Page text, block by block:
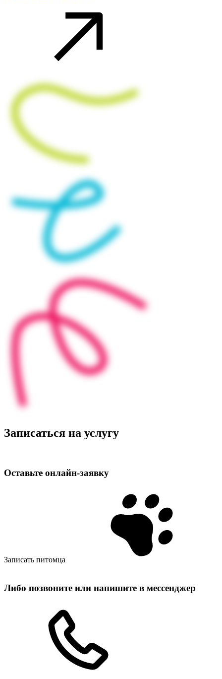
Записаться на услугу
Оставьте онлайн‑заявку
Записать питомца
Либо позвоните или напишите в мессенджер